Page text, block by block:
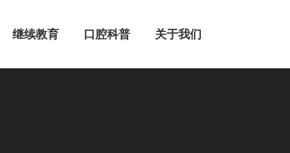
继续教育 口腔科普 关于我们